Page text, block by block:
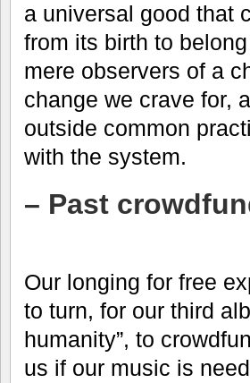
a universal good that
from its birth to
mere observers of a
change we crave for,
outside common
with the system.
– Past
Our longing for free
to turn, for our third
humanity”, to
us if our music is